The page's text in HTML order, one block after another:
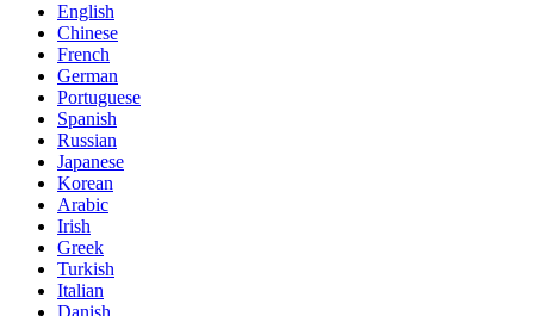
English
Chinese
French
German
Portuguese
Spanish
Russian
Japanese
Korean
Arabic
Irish
Greek
Turkish
Italian